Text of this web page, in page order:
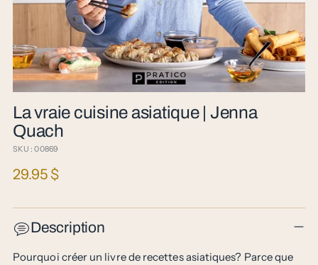
La vraie cuisine asiatique | Jenna
Quach
SKU : 00869
Prix
29.95 $
Description
Pourquoi créer un livre de recettes asiatiques? Parce que